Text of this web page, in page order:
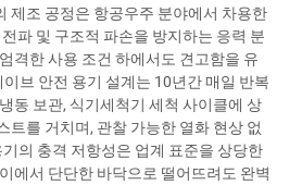
제조 공정은 항공우주 분야에서 차용한
파 및 구조적 파손을 방지하는 응력 분
격한 사용 조건 하에서도 견고함을 유
브 안전 용기 설계는 10년간 매일 반복
동 보관, 식기세척기 세척 사이클에 상
트를 거치며, 관찰 가능한 열화 현상 없
의 충격 저항성은 업계 표준을 상당한
에서 단단한 바닥으로 떨어뜨려도 완벽